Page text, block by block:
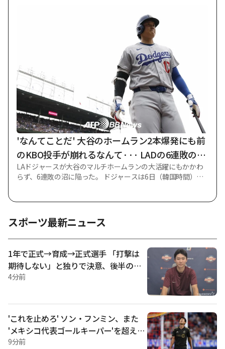
ゼルス地域メディア「シルバースクリーン·アンド·ロール」は
6日（韓国時間）、ロサンゼルス·スパークスとポートランド·
ファイアの直前の試合を振り返り、選手別評点を公開した。
朴ジヒョンは3日に行われたポートランドとの遠征試合で約18
分をプレーし、12得点、2リバウンド、4アシスト、1スティー
ルで大活躍した。3点シュート2本を放ち、7本の野投のうち5
本を成功させ、71.4%の高い野投成功率を記録した。 何より
も勝負どころだった第4クォーターでの活躍が圧倒的だった。
朴ジヒョンは自分の12得点のうち8点を第4クォーターに追い
込んで、解決師の役割を果たした。 最後のクォーターで試み
た3つの野投もすべて成功した。 朴ジヒョンの活躍に支えら
れ、LAスパークスはポートランドを下して長かった6連敗から
抜け出した。 メディアもパク·ジヒョンが勝負所で見せてくれ
た集中力を高く評価
'なんてことだ' 大谷のホームラン2本爆発にも前
のKBO投手が崩れるなんて··· LADの6連敗の衝
撃はどうなるのか
LAドジャースが大谷のマルチホームランの大活躍にもかかわ
らず、6連敗の沼に陥った。 ドジャースは6日（韓国時間）、
し、69勝46敗をマークした。 順位は依然としてナショナルリ
ーグ西部地区1位だ。 一方、カブスは66勝49敗を記録し、同
じリーグの中部地区2位につけた。 1位のミルウォーキー·ブル
ワーズと勝差は5試合だ。 同日、ドジャースは大谷翔平（指名
打者）、アンディ·ファッハス（中堅手）、フレディ·フリーマ
ン（一塁手）、トミー·エドモン（左翼手）、カイル·タッカー
（右翼手）、ムッキー·ベッツ（遊撃手）、マックス·マンシー
（三塁手）、ミゲル·ロハス（二塁手）の順で先発ラインナッ
プを構成した。 先発投手は、かつてKIAタイガースで活躍した
左腕エリック·ラウアーだった。 これに対抗してカブスは、ピ
ット·クロウ-アームストロング（指名打者）、鈴木聖也（右翼
手）、アレックス·ブレグマン（三塁手）、カーソン·ケリー
（捕手）、
スポーツ最新ニュース
1年で正式→育成→正式選手 「打撃は
期待しない」と独りで決意、後半のチ
ーム内打率1位『大逆転』 [現場インタ
4分前
'これを止めろ' ソン・フンミン、また
'メキシコ代表ゴールキーパー'を超えら
れなかった→4試合連続得点の行進が終
9分前